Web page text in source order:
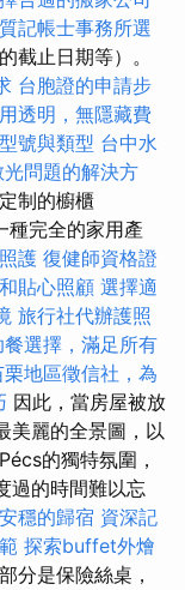
記帳士事務所選
截止日期等）。
台胞證的申請步
透明，無隱藏費
號與類型 台中水
光問題的解決方
制的櫥櫃
種完全的家用產
護 復健師資格證
貼心照顧 選擇適
旅行社代辦護照
選擇，滿足所有
栗地區徵信社，為
因此，當房屋被放
美麗的全景圖，以
的獨特氛圍，
過的時間難以忘
穩的歸宿 資深記
探索buffet外燴
分是保險絲桌，